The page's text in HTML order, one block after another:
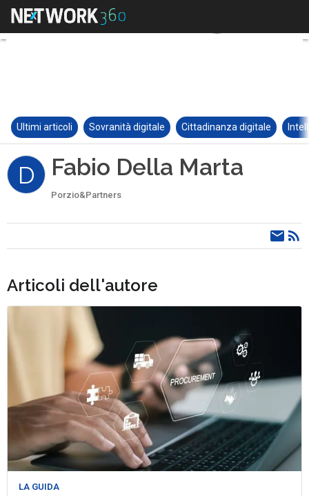
Ultimi articoli Sovranità digitale Cittadinanza digitale
D Fabio Della Marta
Porzio&Partners
Articoli dell'autore
LA GUIDA